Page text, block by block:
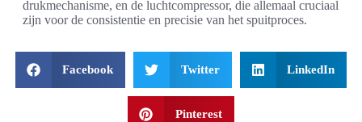
drukmechanisme, en de luchtcompressor, die allemaal cruciaal
zijn voor de consistentie en precisie van het spuitproces.
Facebook Twitter LinkedIn
Pinterest